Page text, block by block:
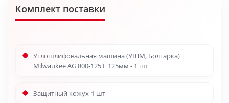
Комплект поставки
Углошлифовальная машина (УШМ, Болгарка)
Milwaukee AG 800-125 E 125мм - 1 шт
Защитный кожух-1 шт